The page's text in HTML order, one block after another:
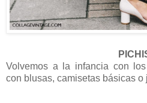
Volvemos a la infancia con
con blusas, camisetas básicas o